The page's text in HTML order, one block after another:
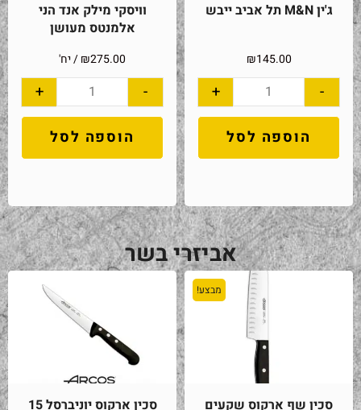
ג'ין M&N תל אביב ייבש
₪145.00
-
+
הוספה לסל
וויסקי מילק אנד הני
אלמנטס מעושן
₪275.00 / יח'
-
+
הוספה לסל
אביזרי בשר
מבצע!
סכין שף ארקוס שקעים סכין ארקוס יוניברסל 15